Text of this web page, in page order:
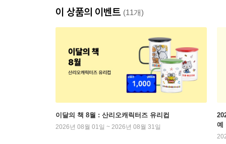
이 상품의 이벤트 (11개)
이달의 책 8월 : 산리오캐릭터즈 유리컵
2026년 08월 01일 ~ 2026년 08월 31일
예